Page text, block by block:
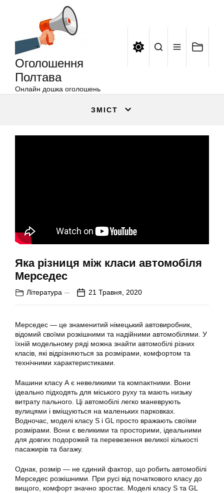
Оголошення
Полтава
Онлайн дошка оголошень
ЗМІСТ
Яка різниця між класи автомобіля
Мерседес
Література 21 Травня, 2020
Мерседес — це знаменитий німецький автовиробник,
відомий своїми розкішними та надійними автомобілями. У
їхній модельному ряді можна знайти автомобілі різних
класів, які відрізняються за розмірами, комфортом та
технічними характеристиками.
Машини класу А є невеликими та компактними. Вони
ідеально підходять для міського руху та мають низьку
витрату пального. Ці автомобілі легко маневрують
вулицями і вміщуються на маленьких парковках.
Водночас, моделі класу S і GL просто вражають своїми
розмірами. Вони є великими та просторими, ідеальними
для довгих подорожей та перевезення великої кількості
пасажирів та багажу.
Однак, розмір — не єдиний фактор, що робить автомобілі
Мерседес розкішними. При русі від початкового класу до
вищого, комфорт значно зростає. Моделі класу S та GL